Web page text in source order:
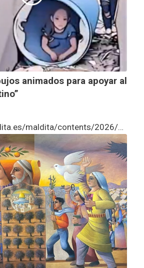
animados para apoyar al
https://files.maldita.es/maldita/contents/2026/01/697c96d8a2…